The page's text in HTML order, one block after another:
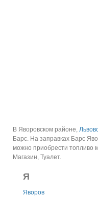
В Яворовском районе,
Барс. На заправках Барс
можно приобрести топливо
Магазин, Туалет.
Я
Яворов